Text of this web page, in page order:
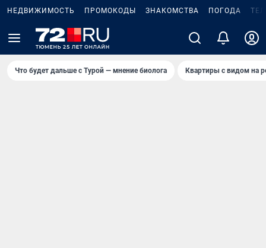
НЕДВИЖИМОСТЬ ПРОМОКОДЫ ЗНАКОМСТВА ПОГОДА
Что будет дальше с Турой — мнение биолога Квартиры с видом на